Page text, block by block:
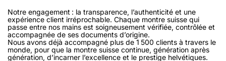
Notre engagement : la transparence, l’authenticité et une
expérience client irréprochable. Chaque montre suisse qui
passe entre nos mains est soigneusement vérifiée, contrôlée et
accompagnée de ses documents d’origine.
Nous avons déjà accompagné plus de 1 500 clients à travers le
monde, pour que la montre suisse continue, génération après
génération, d’incarner l’excellence et le prestige helvétiques.